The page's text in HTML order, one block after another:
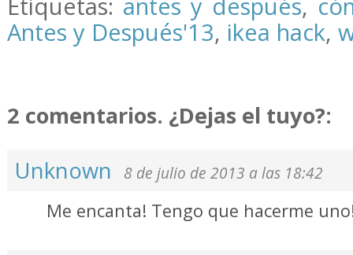
Antes y Después'13, ikea hack,
2 comentarios. ¿Dejas el tuyo?:
Unknown
8 de julio de 2013 a las 18:42
Me encanta! Tengo que hacerme